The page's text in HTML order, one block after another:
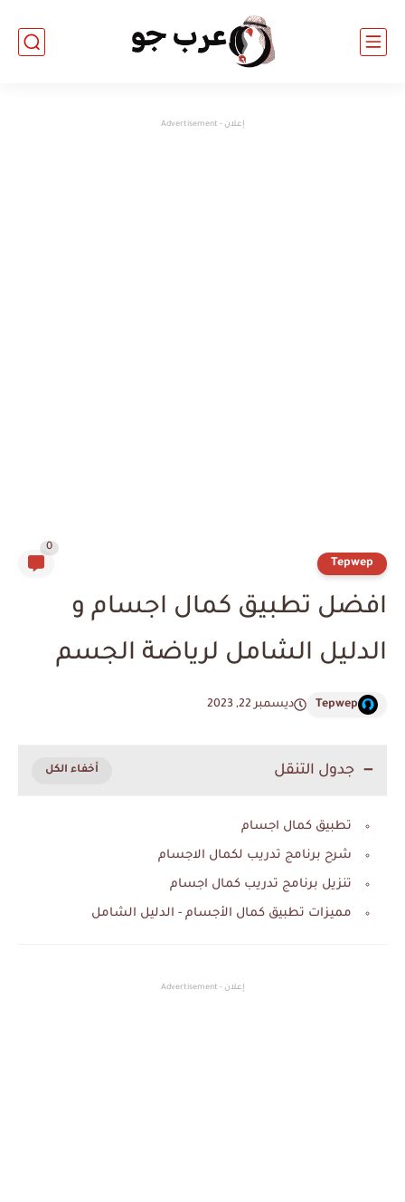
إعلان - Advertisement
Tepwep
0
افضل تطبيق كمال اجسام و
الدليل الشامل لرياضة الجسم
Tepwep ديسمبر 22, 2023
جدول التنقل
تطبيق كمال اجسام
شرح برنامج تدريب لكمال الاجسام
تنزيل برنامج تدريب كمال اجسام
‏مميزات تطبيق كمال الأجسام‎ - الدليل الشامل
إعلان - Advertisement